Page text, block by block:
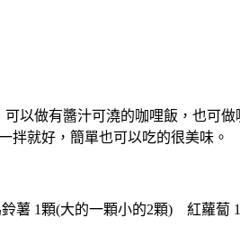
以做有醬汁可澆的咖哩飯，也可
拌就好，簡單也可以吃的很美味。
薯 1顆(大的一顆小的2顆) 紅蘿蔔 1